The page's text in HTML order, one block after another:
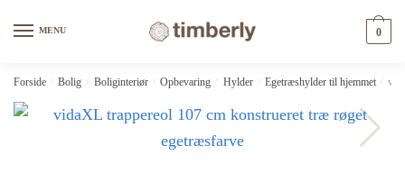
MENU 0
Forside Bolig Boliginteriør Opbevaring Hylder Egetræshylder til hjemmet